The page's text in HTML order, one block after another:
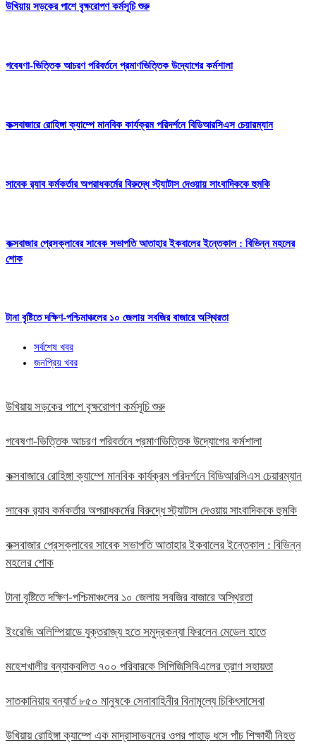
উখিয়ায় সড়কের পাশে বৃক্ষরোপণ কর্মসূচি শুরু
গবেষণা-ভিত্তিক আচরণ পরিবর্তনে প্রমাণভিত্তিক উদ্যোগের কর্মশালা
কক্সবাজারে রোহিঙ্গা ক্যাম্পে মানবিক কার্যক্রম পরিদর্শনে বিডিআরসিএস চেয়ারম্যান
সাবেক র‍্যাব কর্মকর্তার অপরাধকর্মের বিরুদ্ধে স্ট্যাটাস দেওয়ায় সাংবাদিককে হুমকি
কক্সবাজার প্রেসক্লাবের সাবেক সভাপতি আতাহার ইকবালের ইন্তেকাল : বিভিন্ন মহলের
শোক
টানা বৃষ্টিতে দক্ষিণ-পশ্চিমাঞ্চলের ১০ জেলায় সবজির বাজারে অস্থিরতা
সর্বশেষ খবর
জনপ্রিয় খবর
উখিয়ায় সড়কের পাশে বৃক্ষরোপণ কর্মসূচি শুরু
গবেষণা-ভিত্তিক আচরণ পরিবর্তনে প্রমাণভিত্তিক উদ্যোগের কর্মশালা
কক্সবাজারে রোহিঙ্গা ক্যাম্পে মানবিক কার্যক্রম পরিদর্শনে বিডিআরসিএস চেয়ারম্যান
সাবেক র‍্যাব কর্মকর্তার অপরাধকর্মের বিরুদ্ধে স্ট্যাটাস দেওয়ায় সাংবাদিককে হুমকি
কক্সবাজার প্রেসক্লাবের সাবেক সভাপতি আতাহার ইকবালের ইন্তেকাল : বিভিন্ন
মহলের শোক
টানা বৃষ্টিতে দক্ষিণ-পশ্চিমাঞ্চলের ১০ জেলায় সবজির বাজারে অস্থিরতা
ইংরেজি অলিম্পিয়াডে যুক্তরাজ্য হতে সমুদ্রকন্যা ফিরলেন মেডেল হাতে
মহেশখালীর বন্যাকবলিত ৭০০ পরিবারকে সিপিজিসিবিএলের ত্রাণ সহায়তা
সাতকানিয়ায় বন্যার্ত ৮৫০ মানুষকে সেনাবাহিনীর বিনামূল্যে চিকিৎসাসেবা
উখিয়ায় রোহিঙ্গা ক্যাম্পে এক মাদ্রাসাভবনের ওপর পাহাড় ধসে পাঁচ শিক্ষার্থী নিহত